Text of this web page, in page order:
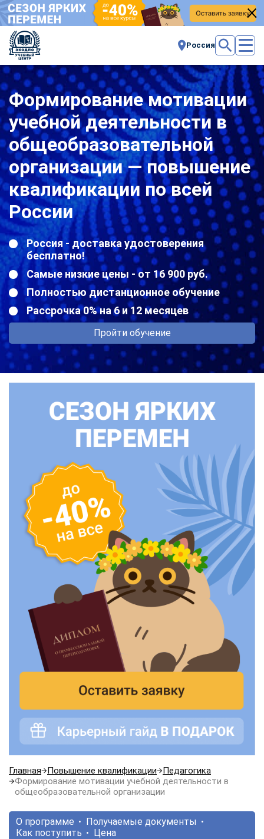
Россия
Формирование мотивации
учебной деятельности в
общеобразовательной
организации — повышение
квалификации по всей
России
Россия - доставка удостоверения
бесплатно!
Самые низкие цены - от 16 900 руб.
Полностью дистанционное обучение
Рассрочка 0% на 6 и 12 месяцев
Пройти обучение
Главная Повышение квалификации
Педагогика
Формирование мотивации учебной деятельности в
общеобразовательной организации
О программе
Получаемые документы
Как поступить
Цена